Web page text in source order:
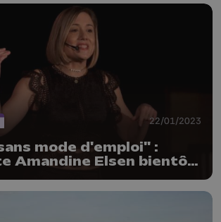
22/01/2023
mode d'emploi" :
Amandine Elsen bientôt